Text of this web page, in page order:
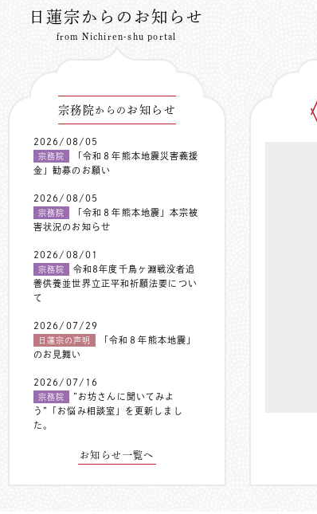
日蓮宗からのお知らせ
from Nichiren-shu portal
宗務院からの お知らせ
2026/08/05
宗務院
「令和８年熊本地震災害義援
金」勧募のお願い
2026/08/05
宗務院
「令和８年熊本地震」本宗被
害状況のお知らせ
2026/08/01
宗務院
令和8年度千鳥ヶ淵戦没者追
善供養並世界立正平和祈願法要につい
て
2026/07/29
日蓮宗の声明
「令和８年熊本地震」
のお見舞い
2026/07/16
宗務院
”お坊さんに聞いてみよ
う”「お悩み相談室」を更新しまし
た。
お知らせ一覧へ